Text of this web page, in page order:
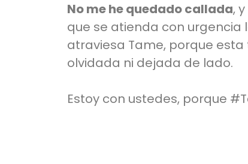
No me he quedado callada,
que se atienda con urgencia
atraviesa Tame, porque
olvidada ni dejada de lado.
Estoy con ustedes, porque